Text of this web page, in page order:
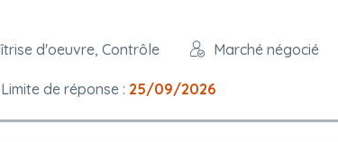
d'oeuvre, Contrôle Marché négocié
Limite de réponse : 25/09/2026